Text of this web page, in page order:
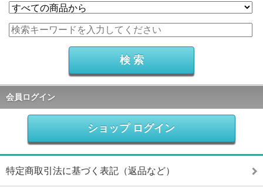
会員ログイン
ショップ ログイン
特定商取引法に基づく表記（返品など）